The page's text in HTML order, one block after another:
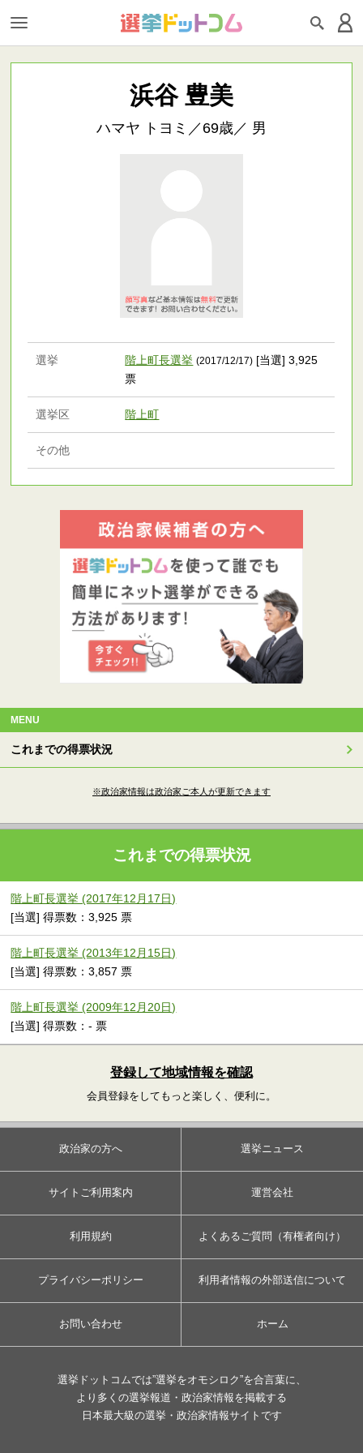
浜谷 豊美
ハマヤ トヨミ／69歳／ 男
選挙 階上町長選挙 (2017/12/17) [当選] 3,925
票
選挙区 階上町
その他
MENU
これまでの得票状況
※政治家情報は政治家ご本人が更新できます
これまでの得票状況
階上町長選挙 (2017年12月17日)
[当選] 得票数：3,925 票
階上町長選挙 (2013年12月15日)
[当選] 得票数：3,857 票
階上町長選挙 (2009年12月20日)
[当選] 得票数：- 票
登録して地域情報を確認
会員登録をしてもっと楽しく、便利に。
政治家の方へ 選挙ニュース
サイトご利用案内 運営会社
利用規約 よくあるご質問（有権者向け）
プライバシーポリシー 利用者情報の外部送信について
お問い合わせ ホーム
選挙ドットコムでは”選挙をオモシロク”を合言葉に、
より多くの選挙報道・政治家情報を掲載する
日本最大級の選挙・政治家情報サイトです